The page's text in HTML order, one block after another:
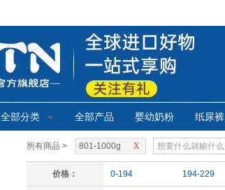
全部分类 全部产品 婴幼奶粉 纸尿裤
所有商品 > X
801-1000g
价格： 0-194 194-229